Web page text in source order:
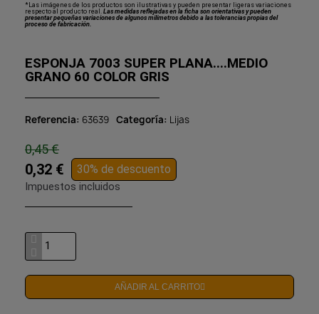
*Las imágenes de los productos son ilustrativas y pueden presentar ligeras variaciones
respecto al producto real. Las medidas reflejadas en la ficha son orientativas y pueden
presentar pequeñas variaciones de algunos milímetros debido a las tolerancias propias del
proceso de fabricación.
ESPONJA 7003 SUPER PLANA....MEDIO
GRANO 60 COLOR GRIS
Referencia 63639 Categoría Lijas
0,45 €
0,32 € 30% de descuento
Impuestos incluidos
AÑADIR AL CARRITO